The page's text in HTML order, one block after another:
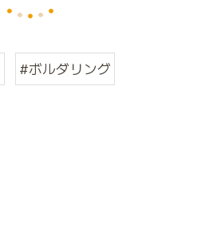
#ボルダリング